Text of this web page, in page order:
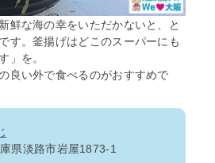
鮮な海の幸をいただかないと、と
す。釜揚げはどこのスーパーにも
」を。
良い外で食べるのがおすすめで
県淡路市岩屋1873-1